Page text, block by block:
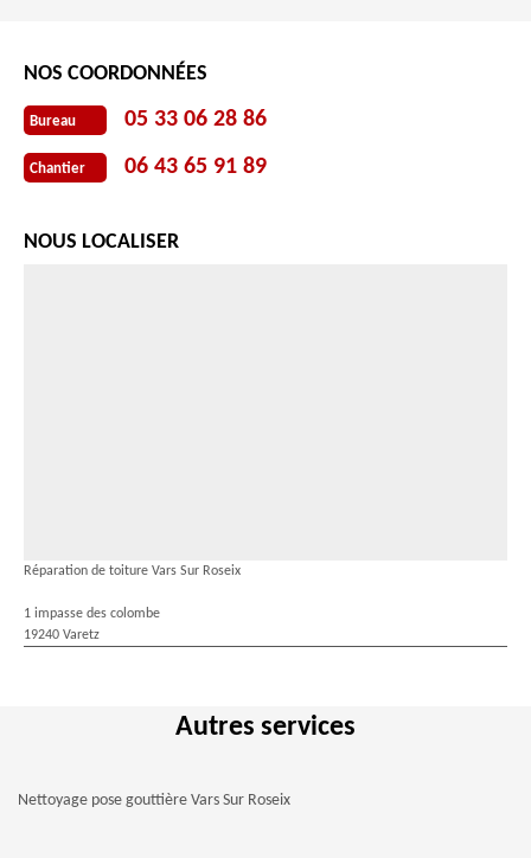
NOS COORDONNÉES
Bureau 05 33 06 28 86
Chantier 06 43 65 91 89
NOUS LOCALISER
Réparation de toiture Vars Sur Roseix
1 impasse des colombe
19240 Varetz
Autres services
Nettoyage pose gouttière Vars Sur Roseix